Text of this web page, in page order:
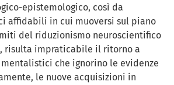
epistemologico, così da
affidabili in cui muoversi sul piano
del riduzionismo neuroscientifico
risulta impraticabile il ritorno a
che ignorino le evidenze
le nuove acquisizioni in